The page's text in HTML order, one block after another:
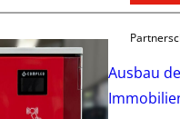
Ausbau